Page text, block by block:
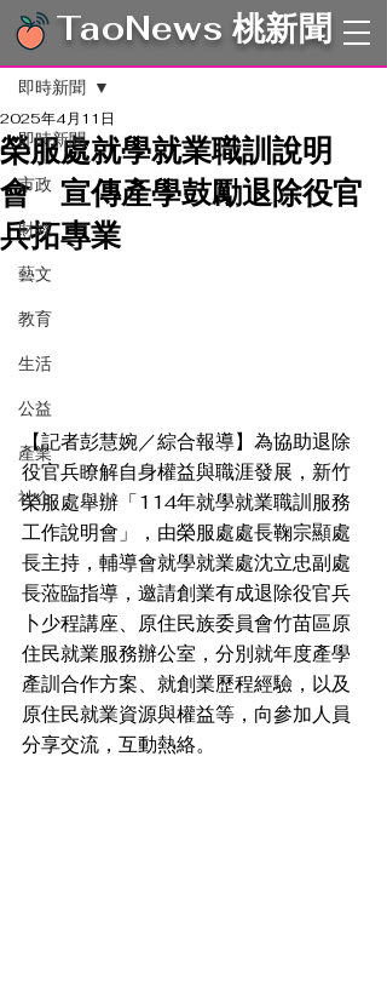
TaoNews 桃新聞
文章
即時新聞
市政
財經
藝文
教育
生活
公益
產業
社企
即時新聞
榮服處就學就業職訓說明
會 宣傳產學鼓勵退除役官
兵拓專業
2025年4月11日
【記者彭慧婉／綜合報導】為協助退除
役官兵瞭解自身權益與職涯發展，新竹
榮服處舉辦「114年就學就業職訓服務
工作說明會」，由榮服處處長鞠宗顯處
長主持，輔導會就學就業處沈立忠副處
長蒞臨指導，邀請創業有成退除役官兵
卜少程講座、原住民族委員會竹苗區原
住民就業服務辦公室，分別就年度產學
產訓合作方案、就創業歷程經驗，以及
原住民就業資源與權益等，向參加人員
分享交流，互動熱絡。